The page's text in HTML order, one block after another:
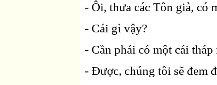
- Ôi, thưa các Tôn giả, có
- Cái gì vậy?
- Cần phải có một cái tháp
- Ðược, chúng tôi sẽ đem